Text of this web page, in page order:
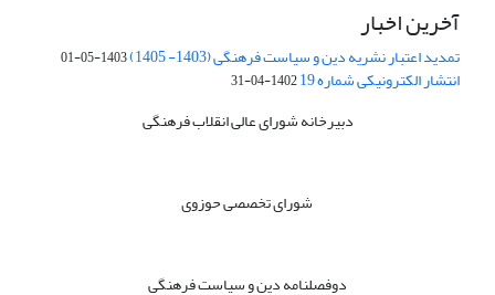
آخرین اخبار
تمدید اعتبار نشریه دین و سیاست فرهنگی (1403- 1405) 1403-05-01
انتشار الکترونیکی شماره 19 1402-04-31
دبیرخانه شورای عالی انقلاب فرهنگی
شورای تخصصی حوزوی
دوفصلنامه دین و سیاست فرهنگی